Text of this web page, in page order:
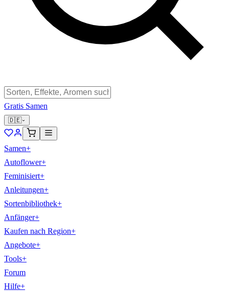
Gratis Samen
🇩🇪
Samen+
Autoflower+
Feminisiert+
Anleitungen+
Sortenbibliothek+
Anfänger+
Kaufen nach Region+
Angebote+
Tools+
Forum
Hilfe+